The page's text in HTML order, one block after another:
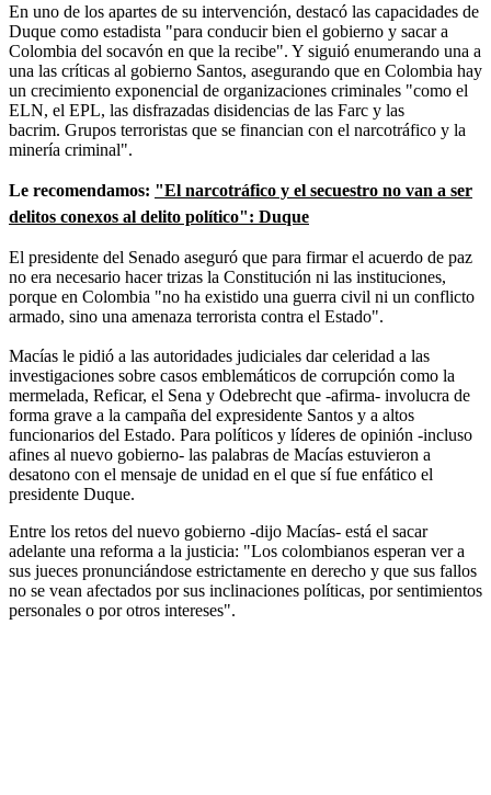
En uno de los apartes de su intervención, destacó las capacidades de
Duque como estadista "para conducir bien el gobierno y sacar a
Colombia del socavón en que la recibe". Y siguió enumerando una a
una las críticas al gobierno Santos, asegurando que en Colombia hay
un crecimiento exponencial de organizaciones criminales "como el
ELN, el EPL, las disfrazadas disidencias de las Farc y las
bacrim. Grupos terroristas que se financian con el narcotráfico y la
minería criminal".
Le recomendamos: "El narcotráfico y el secuestro no van a ser
delitos conexos al delito político": Duque
El presidente del Senado aseguró que para firmar el acuerdo de paz
no era necesario hacer trizas la Constitución ni las instituciones,
porque en Colombia "no ha existido una guerra civil ni un conflicto
armado, sino una amenaza terrorista contra el Estado".
Macías le pidió a las autoridades judiciales dar celeridad a las
investigaciones sobre casos emblemáticos de corrupción como la
mermelada, Reficar, el Sena y Odebrecht que -afirma- involucra de
forma grave a la campaña del expresidente Santos y a altos
funcionarios del Estado. Para políticos y líderes de opinión -incluso
afines al nuevo gobierno- las palabras de Macías estuvieron a
desatono con el mensaje de unidad en el que sí fue enfático el
presidente Duque.
Entre los retos del nuevo gobierno -dijo Macías- está el sacar
adelante una reforma a la justicia: "Los colombianos esperan ver a
sus jueces pronunciándose estrictamente en derecho y que sus fallos
no se vean afectados por sus inclinaciones políticas, por sentimientos
personales o por otros intereses".